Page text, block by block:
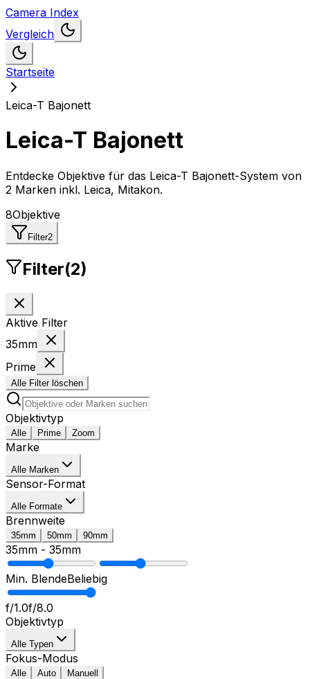
Camera Index
Vergleich
Startseite
Leica-T Bajonett
Leica-T Bajonett
Entdecke Objektive für das Leica-T Bajonett-System von
2 Marken inkl. Leica, Mitakon.
8Objektive
Filter2
Filter(2)
Aktive Filter
35mm
Prime
Alle Filter löschen
Objektivtyp
Alle Prime Zoom
Marke
Alle Marken
Sensor-Format
Alle Formate
Brennweite
35mm 50mm 90mm
35mm - 35mm
Min. BlendeBeliebig
f/1.0f/8.0
Objektivtyp
Alle Typen
Fokus-Modus
Alle Auto Manuell